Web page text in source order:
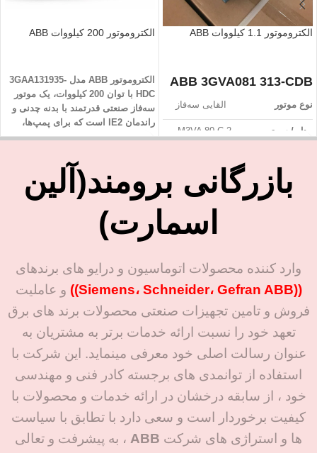
الکتروموتور 1.1 کیلووات ABB
ABB 3GVA081 313-CDB
نوع موتور القایی سه‌فاز
مدل / سری
تعداد قطب
2 (سرعت بالا،
کارایی انرژی
IE2 (راندمان بالا
طبق استاندارد IEC)
ولتاژ و فرکانس
معمولاً 230/400
ولت، 50 هرتز (بر اساس استانداردهای
جنس بدنه آلومینیومی
(سبک و مقاوم)
الکتروموتور 200 کیلووات ABB
الکتروموتور ABB مدل 3GAA131935-
HDC با توان 200 کیلووات، یک موتور
سه‌فاز صنعتی قدرتمند با بدنه چدنی و
راندمان IE2 است که برای پمپ‌ها،
فن‌ها و خطوط تولید سنگین طراحی
مشخات فنی:
بارهای صنعتی سنگین و پیوسته)
سرعت نامی 1500 rpm
ولتاژ کاری 380–690 V
راندمان IE2
کلاس عایقF
کلاس حفاظتIP55
خنک‌کاری IC411
نوع نصب
IM B3 (نصب
بازرگانی برومند(آلین
اسمارت)
وارد کننده محصولات اتوماسیون و درایو های برندهای
((Siemens، Schneider، Gefran ABB))
و عاملیت
فروش و تامین تجهیزات صنعتی محصولات برند های برق
تعهد خود را نسبت ارائه خدمات برتر به مشتریان به
عنوان رسالت اصلی خود معرفی مینماید. این شرکت با
استفاده از توانمدی های برجسته کادر فنی و مهندسی
خود ، از سابقه درخشان در ارائه خدمات و محصولات با
کیفیت برخوردار است و سعی دارد با تطابق با سیاست
ها و استراژی های شرکت ABB ، به پیشرفت و تعالی